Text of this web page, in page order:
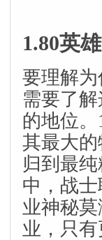
1.80英
要理解
需要了
的地位
其最大
归到最
中，战
业神秘
业，只有